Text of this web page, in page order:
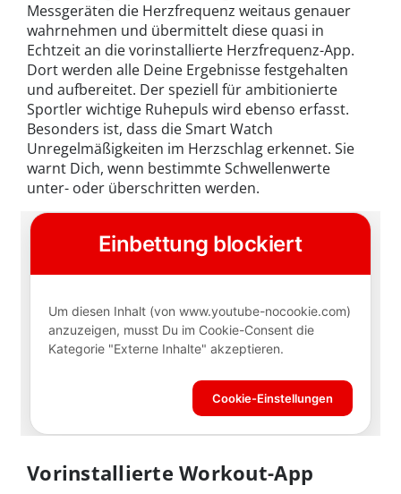
Messgeräten die Herzfrequenz weitaus genauer
wahrnehmen und übermittelt diese quasi in
Echtzeit an die vorinstallierte Herzfrequenz-App.
Dort werden alle Deine Ergebnisse festgehalten
und aufbereitet. Der speziell für ambitionierte
Sportler wichtige Ruhepuls wird ebenso erfasst.
Besonders ist, dass die Smart Watch
Unregelmäßigkeiten im Herzschlag erkennet. Sie
warnt Dich, wenn bestimmte Schwellenwerte
unter- oder überschritten werden.
Vorinstallierte Workout-App